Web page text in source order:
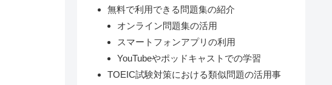
無料で利用できる問題集の紹介
オンライン問題集の活用
スマートフォンアプリの利用
YouTubeやポッドキャストでの学習
TOEIC試験対策における類似問題の活用事